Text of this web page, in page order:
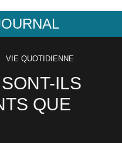
VIE QUOTIDIENNE
ILS
QUE